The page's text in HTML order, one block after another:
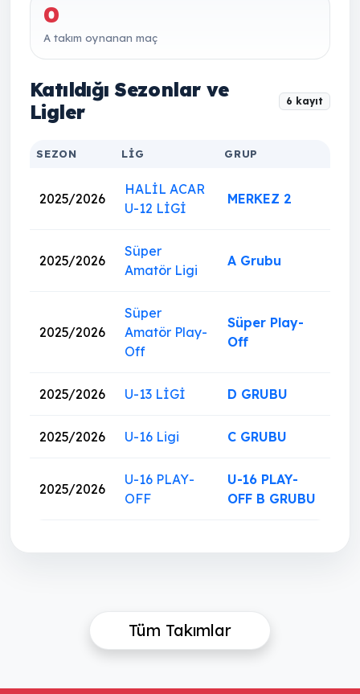
0
A takım oynanan maç
Katıldığı Sezonlar ve
Ligler
6 kayıt
SEZON LIG GRUP
2025/2026
HALİL ACAR
U-12 LİGİ
MERKEZ 2
2025/2026
Süper
Amatör Ligi
A Grubu
2025/2026
Süper
Amatör Play-
Off
Süper Play-
Off
2025/2026 U-13 LİGİ D GRUBU
2025/2026 U-16 Ligi C GRUBU
2025/2026
U-16 PLAY-
OFF
U-16 PLAY-
OFF B GRUBU
Tüm Takımlar